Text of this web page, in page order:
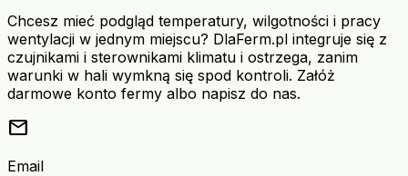
Chcesz mieć podgląd temperatury, wilgotności i pracy
wentylacji w jednym miejscu? DlaFerm.pl integruje się z
czujnikami i sterownikami klimatu i ostrzega, zanim
warunki w hali wymkną się spod kontroli. Załóż
darmowe konto fermy albo napisz do nas.
mail
Email